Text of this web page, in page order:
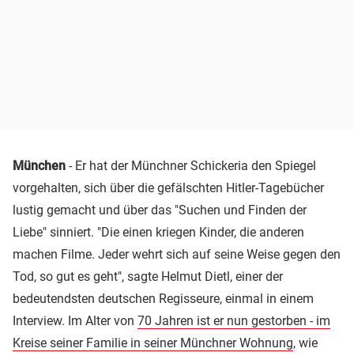
München - Er hat der Münchner Schickeria den Spiegel
vorgehalten, sich über die gefälschten Hitler-Tagebücher
lustig gemacht und über das "Suchen und Finden der
Liebe" sinniert. "Die einen kriegen Kinder, die anderen
machen Filme. Jeder wehrt sich auf seine Weise gegen den
Tod, so gut es geht", sagte Helmut Dietl, einer der
bedeutendsten deutschen Regisseure, einmal in einem
Interview. Im Alter von 70 Jahren ist er nun gestorben - im
Kreise seiner Familie in seiner Münchner Wohnung, wie